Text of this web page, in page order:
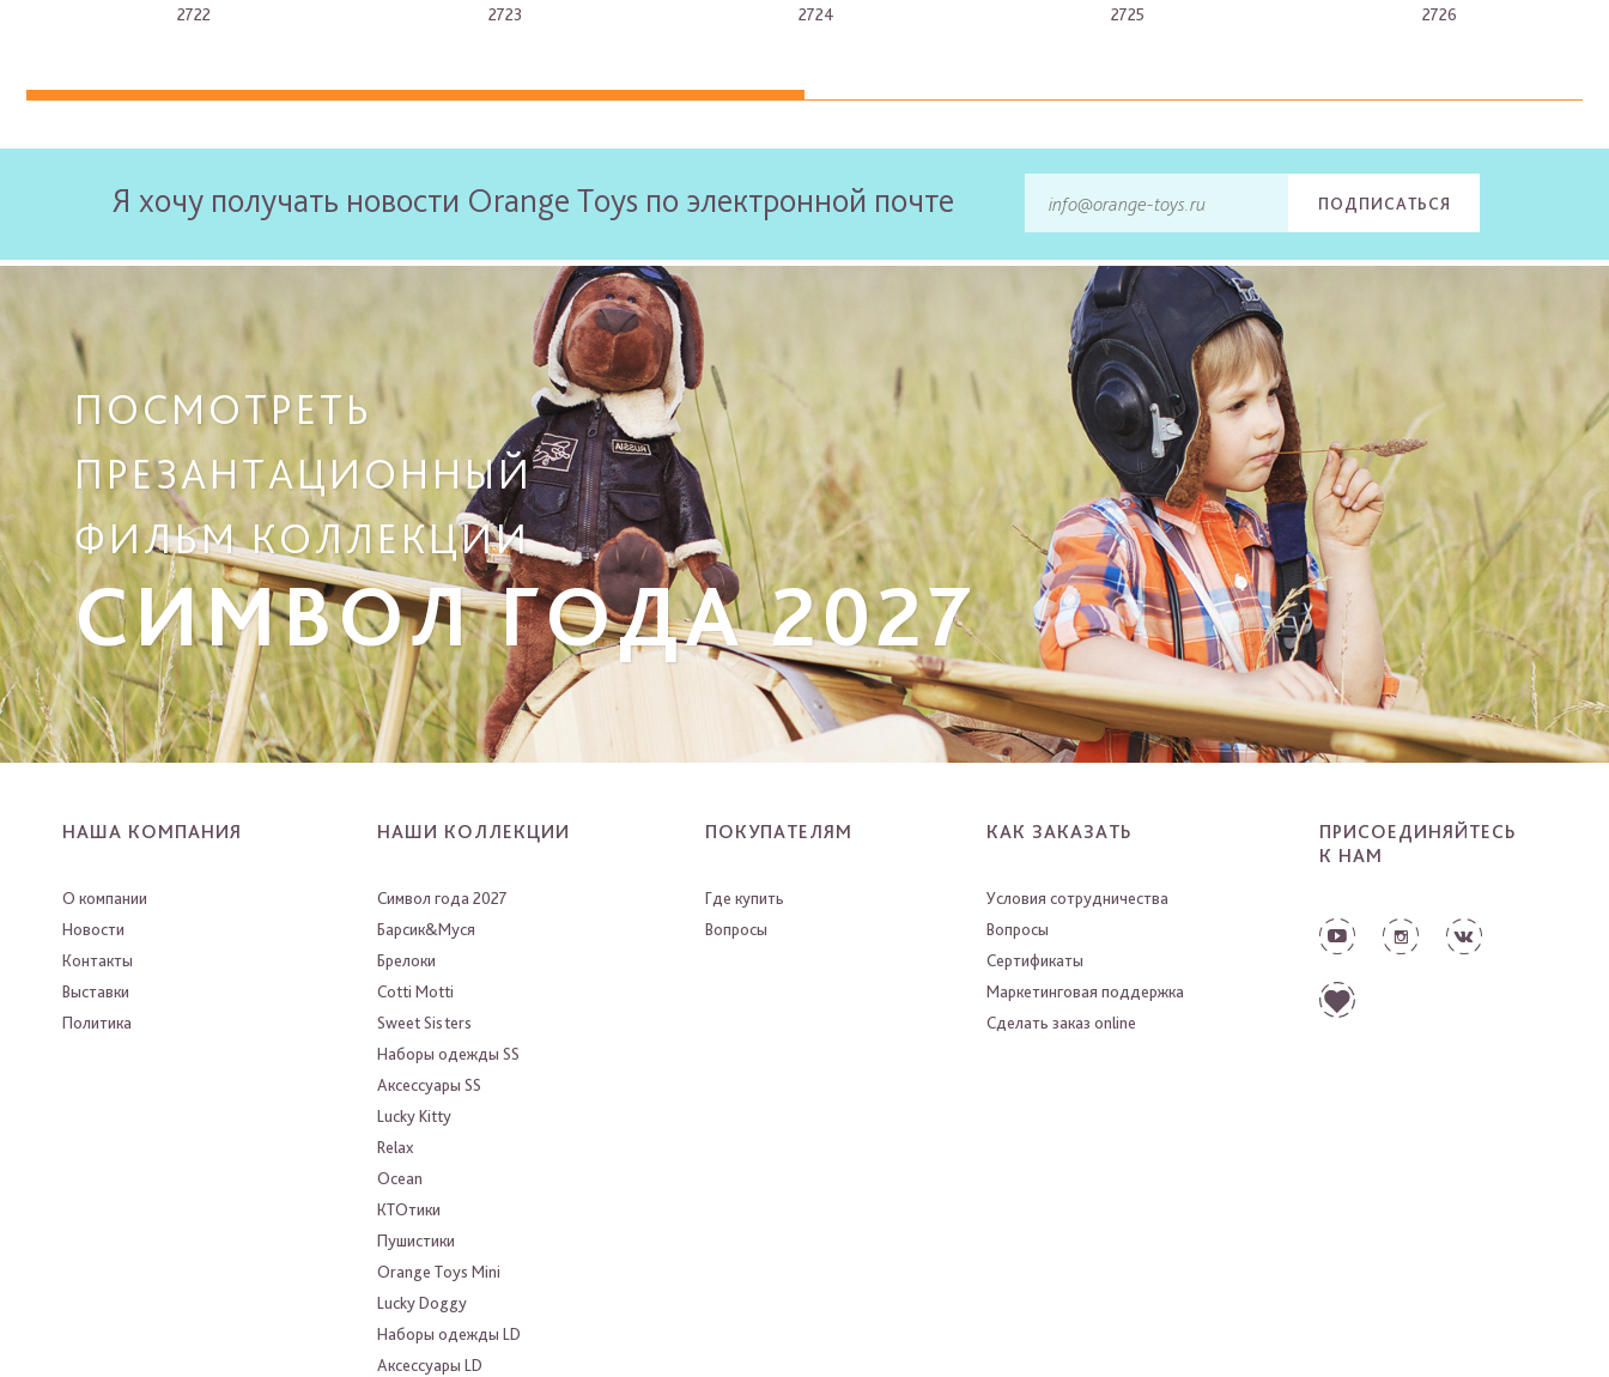
2722
2723
2724
2725
2726
Я хочу получать новости Orange Toys по электронной почте ПОДПИСАТЬСЯ
ПОСМОТРЕТЬ
ПРЕЗАНТАЦИОННЫЙ
ФИЛЬМ КОЛЛЕКЦИИ
СИМВОЛ ГОДА 2027
НАША КОМПАНИЯ
О компании
Новости
Контакты
Выставки
Политика
НАШИ КОЛЛЕКЦИИ
Символ года 2027
Барсик&Муся
Брелоки
Cotti Motti
Sweet Sisters
Наборы одежды SS
Аксессуары SS
Lucky Kitty
Relax
Ocean
КТОтики
Пушистики
Orange Toys Mini
Lucky Doggy
Наборы одежды LD
Аксессуары LD
ПОКУПАТЕЛЯМ
Где купить
Вопросы
КАК ЗАКАЗАТЬ
Условия сотрудничества
Вопросы
Сертификаты
Маркетинговая поддержка
Сделать заказ online
ПРИСОЕДИНЯЙТЕСЬ
К НАМ